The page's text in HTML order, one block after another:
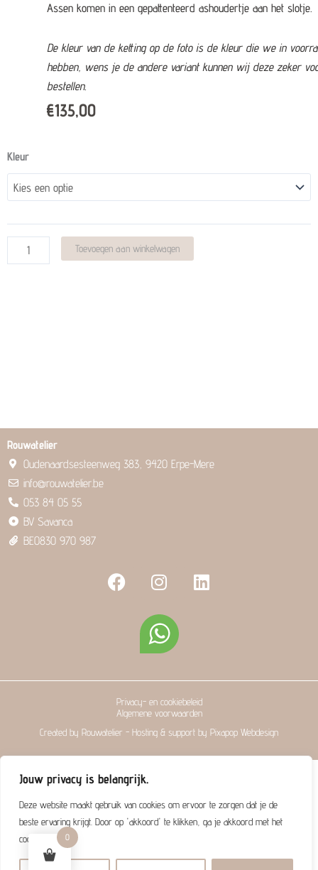
Jouw privacy is belangrijk.
Deze website maakt gebruik van cookies om ervoor te zorgen dat je de
beste ervaring krijgt. Door op 'akkoord' te klikken, ga je akkoord met het
cookiebeleid.
Assen komen in een gepattenteerd ashoudertje aan het slotje.
De kleur van de ketting op de foto is de kleur die we in
hebben, wens je de andere variant kunnen wij deze zeker
bestellen.
€135,00
Kleur
Asjuweel
-
geboortesteen
Toevoegen aan winkelwagen
Rouwatelier
Oudenaardsesteenweg 383, 9420 Erpe-Mere
info@rouwatelier.be
053 84 05 55
BV Savanca
BE0830 970 987
F
a
o
k
I
n
t
a
r
a
m
L
i
i
n
Privacy- en cookiebeleid
Algemene voorwaarden
Created by Rouwatelier - Hosting & support by Pixapop Webdesign
0